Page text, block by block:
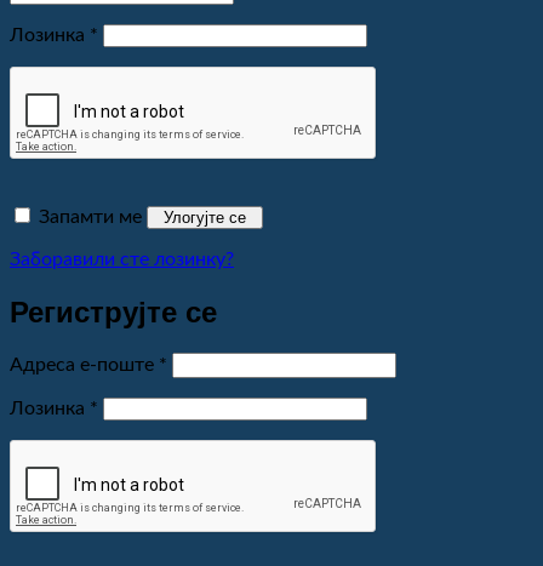
Лозинка *
Запамти ме Улогујте се
Заборавили сте лозинку?
Региструјте се
Адреса е-поште *
Лозинка *